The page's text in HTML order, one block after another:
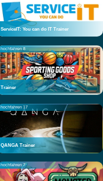
ServiceIT: You can do IT Trainer
hochfahren 8
Trainer
hochfahren 17
QANGA Trainer
hochfahren 7